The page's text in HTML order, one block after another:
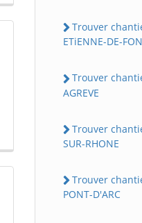
Trouver
ETiENNE-DE-
Trouver
AGREVE
Trouver
SUR-RHONE
Trouver
PONT-D'ARC